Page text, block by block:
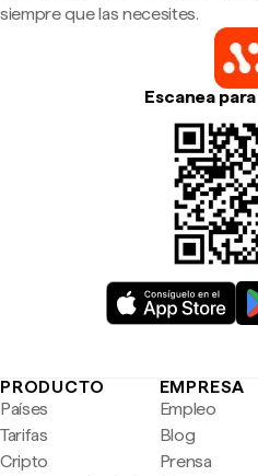
siempre que las necesites.
Escanea
PRODUCTO
Países
Tarifas
Cripto
EMPRESA
Empleo
Blog
Prensa